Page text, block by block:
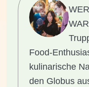
Food-
kulinarische
den Globus